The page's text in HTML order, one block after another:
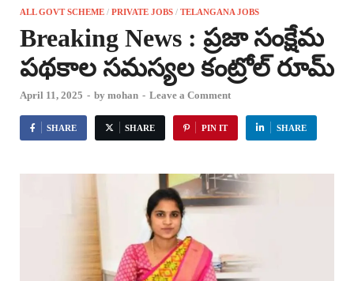
ALL GOVT SCHEME / PRIVATE JOBS / TELANGANA JOBS
Breaking News : ప్రజా సంక్షేమ
పథకాల సమస్యల కంట్రోల్ రూమ్
April 11, 2025 - by mohan - Leave a Comment
SHARE SHARE PIN IT SHARE